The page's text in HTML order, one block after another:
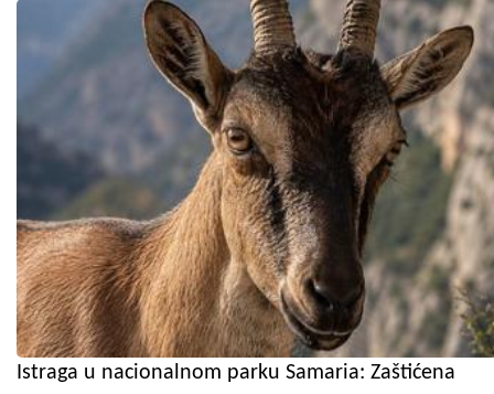
Istraga u nacionalnom parku Samaria: Zaštićena